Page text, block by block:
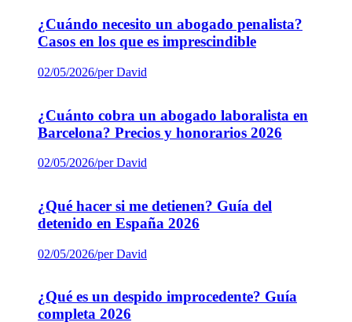
¿Cuándo necesito un abogado penalista?
Casos en los que es imprescindible
02/05/2026/per David
¿Cuánto cobra un abogado laboralista en
Barcelona? Precios y honorarios 2026
02/05/2026/per David
¿Qué hacer si me detienen? Guía del
detenido en España 2026
02/05/2026/per David
¿Qué es un despido improcedente? Guía
completa 2026